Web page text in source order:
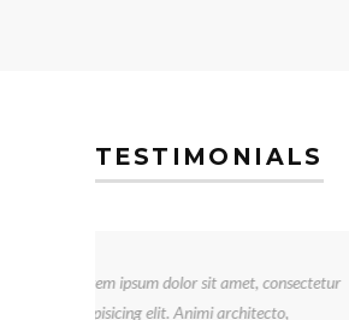
TESTIMONIALS
I’ve been happy with the services
provided by Construction LLC.